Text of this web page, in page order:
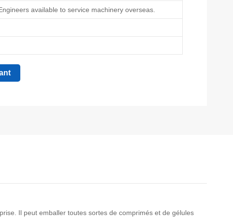
available to service machinery overseas.
Il peut emballer toutes sortes de comprimés et de gélules